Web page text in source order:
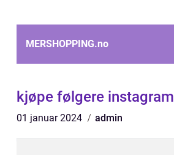
MERSHOPPING.no
kjøpe følgere instagram
01 januar 2024 admin